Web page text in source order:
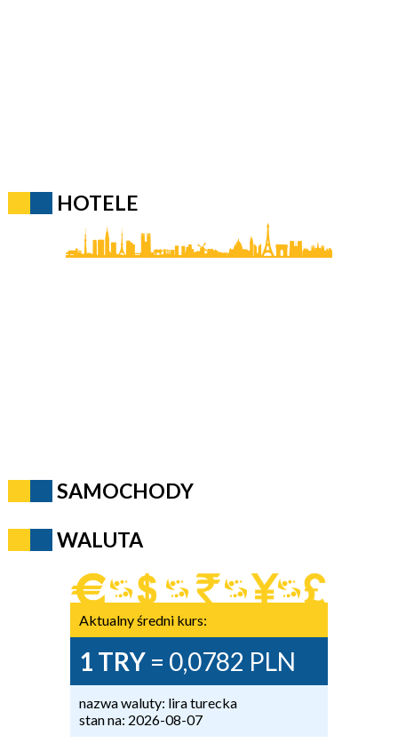
HOTELE
SAMOCHODY
WALUTA
Aktualny średni kurs:
1 TRY= 0,0782 PLN
nazwa waluty: lira turecka
stan na: 2026-08-07